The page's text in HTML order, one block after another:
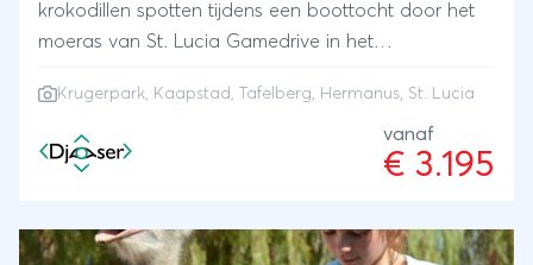
krokodillen spotten tijdens een boottocht door het
moeras van St. Lucia Gamedrive in het
Krugerpark, Kaapstad , Tafelberg, Hermanus, St. Lucia
vanaf
€ 3.195